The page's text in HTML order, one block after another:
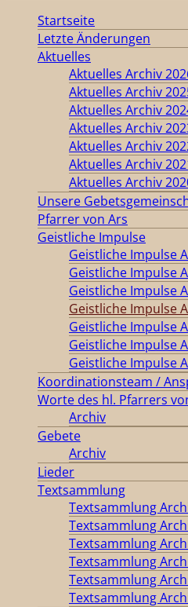
Startseite
Letzte Änderungen
Aktuelles
Aktuelles Archiv
Aktuelles Archiv
Aktuelles Archiv
Aktuelles Archiv
Aktuelles Archiv
Aktuelles Archiv
Aktuelles Archiv
Unsere
Pfarrer von Ars
Geistliche Impulse
Geistliche Impulse
Geistliche Impulse
Geistliche Impulse
Geistliche Impulse
Geistliche Impulse
Geistliche Impulse
Geistliche Impulse
Koordinationsteam /
Worte des hl. Pfarrers
Archiv
Gebete
Archiv
Lieder
Textsammlung
Textsammlung
Textsammlung
Textsammlung
Textsammlung
Textsammlung
Textsammlung